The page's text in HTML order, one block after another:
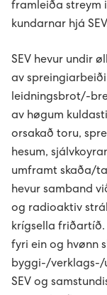
framleiða streym
kundarnar hjá
SEV hevur undir
av
leidningsbrot/-
av høgum
orsakað toru,
hesum,
umframt skaða/
hevur samband
og radioaktiv
krígsella friðartíð.
fyri ein og hvønn
byggi-/verklags-/
SEV og